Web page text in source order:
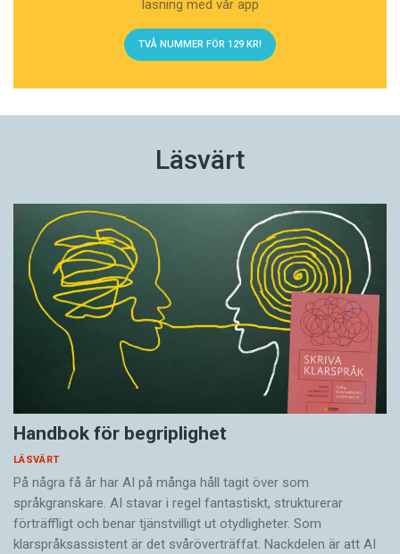
läsning med vår app
TVÅ NUMMER FÖR 129 KR!
Läsvärt
Handbok för begriplighet
LÄSVÄRT
På några få år har AI på många håll tagit över som
språkgranskare. AI stavar i regel fantastiskt, strukturerar
förträffligt och benar tjänstvilligt ut otydligheter. Som
klarspråksassistent är det svår­överträffat. Nack­delen är att AI